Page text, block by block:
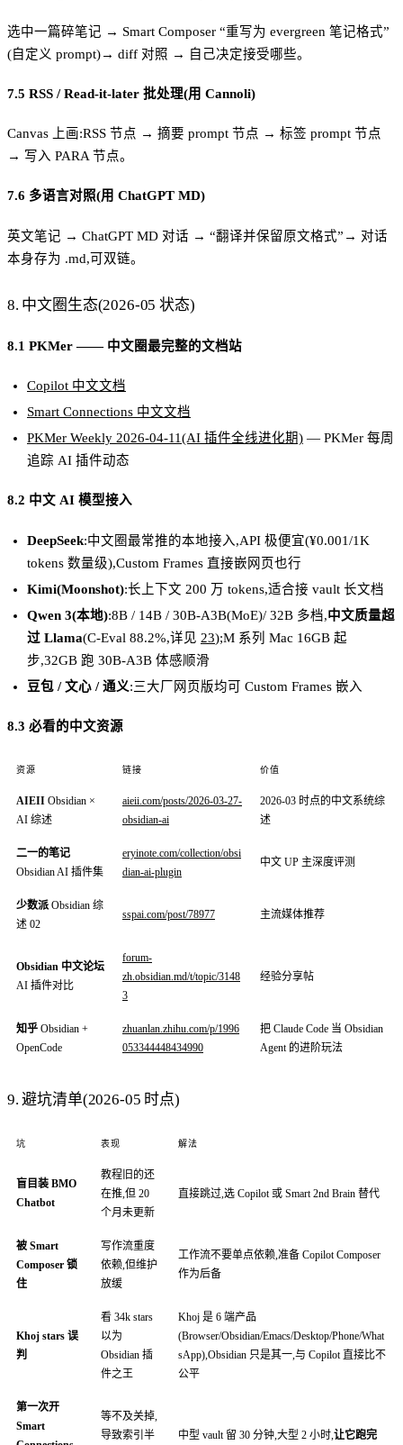
选中一篇碎笔记 → Smart Composer “重写为 evergreen 笔记格式”
(自定义 prompt)→ diff 对照 → 自己决定接受哪些。
7.5 RSS / Read-it-later 批处理(用 Cannoli)
Canvas 上画:RSS 节点 → 摘要 prompt 节点 → 标签 prompt 节点
→ 写入 PARA 节点。
7.6 多语言对照(用 ChatGPT MD)
英文笔记 → ChatGPT MD 对话 → “翻译并保留原文格式”→ 对话
本身存为 .md,可双链。
8. 中文圈生态(2026-05 状态)
8.1 PKMer —— 中文圈最完整的文档站
Copilot 中文文档
Smart Connections 中文文档
PKMer Weekly 2026-04-11(AI 插件全线进化期) — PKMer 每周
追踪 AI 插件动态
8.2 中文 AI 模型接入
DeepSeek:中文圈最常推的本地接入,API 极便宜(¥0.001/1K
tokens 数量级),Custom Frames 直接嵌网页也行
Kimi(Moonshot):长上下文 200 万 tokens,适合接 vault 长文档
Qwen 3(本地):8B / 14B / 30B-A3B(MoE)/ 32B 多档,中文质量超
过 Llama(C-Eval 88.2%,详见 23);M 系列 Mac 16GB 起
步,32GB 跑 30B-A3B 体感顺滑
豆包 / 文心 / 通义:三大厂网页版均可 Custom Frames 嵌入
8.3 必看的中文资源
资源 链接 价值
AIEII Obsidian ×
AI 综述
aieii.com/posts/2026-03-27-
obsidian-ai
2026-03 时点的中文系统综
述
二一的笔记
Obsidian AI 插件集
eryinote.com/collection/obsi
dian-ai-plugin
中文 UP 主深度评测
少数派 Obsidian 综
述 02
sspai.com/post/78977 主流媒体推荐
Obsidian 中文论坛
AI 插件对比
forum-
zh.obsidian.md/t/topic/3148
3
经验分享帖
知乎 Obsidian +
OpenCode
zhuanlan.zhihu.com/p/1996
053344448434990
把 Claude Code 当 Obsidian
Agent 的进阶玩法
9. 避坑清单(2026-05 时点)
坑 表现 解法
盲目装 BMO
Chatbot
教程旧的还
在推,但 20
个月未更新
直接跳过,选 Copilot 或 Smart 2nd Brain 替代
被 Smart
Composer 锁
住
写作流重度
依赖,但维护
放缓
工作流不要单点依赖,准备 Copilot Composer
作为后备
Khoj stars 误
判
看 34k stars
以为
Obsidian 插
件之王
Khoj 是 6 端产品
(Browser/Obsidian/Emacs/Desktop/Phone/What
sApp),Obsidian 只是其一,与 Copilot 直接比不
公平
第一次开
Smart
等不及关掉,
导致索引半
中型 vault 留 30 分钟,大型 2 小时,让它跑完